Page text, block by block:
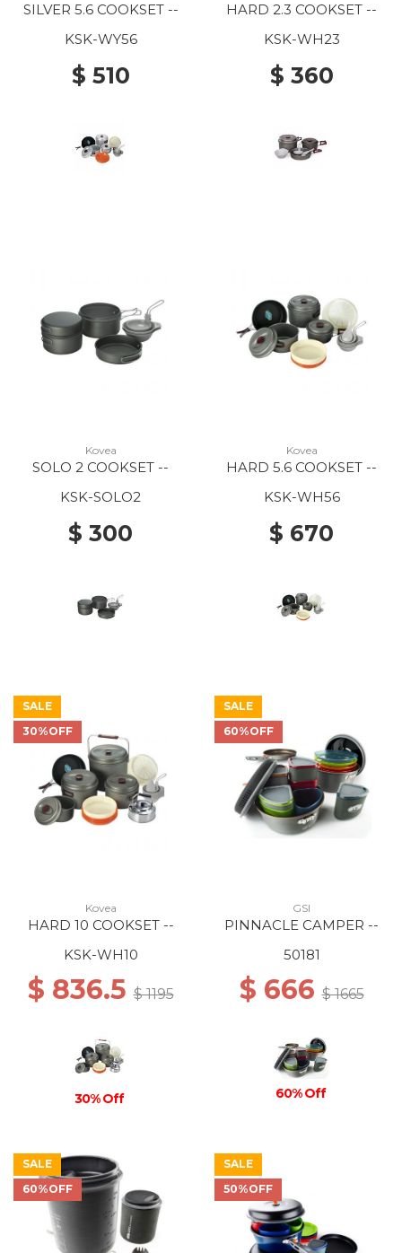
SILVER 5.6 COOKSET --
KSK-WY56
$ 510
HARD 2.3 COOKSET --
KSK-WH23
$ 360
Kovea
SOLO 2 COOKSET --
KSK-SOLO2
$ 300
Kovea
HARD 5.6 COOKSET --
KSK-WH56
$ 670
SALE
30%OFF
Kovea
HARD 10 COOKSET --
KSK-WH10
$ 836.5$ 1195
30% Off
SALE
60%OFF
GSI
PINNACLE CAMPER --
50181
$ 666$ 1665
60% Off
SALE
60%OFF
SALE
50%OFF